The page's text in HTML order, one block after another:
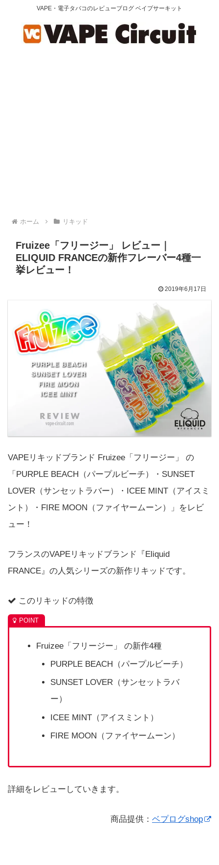
VAPE・電子タバコのレビューブログ ベイプサーキット
ホーム リキッド
Fruizee「フリージー」 レビュー｜
ELIQUID FRANCEの新作フレーバー4種一
挙レビュー！
2019年6月17日
VAPEリキッドブランド Fruizee「フリージー」 の
「PURPLE BEACH（パープルビーチ）・SUNSET
LOVER（サンセットラバー）・ICEE MINT（アイスミ
ント）・FIRE MOON（ファイヤームーン）」をレビ
ュー！
フランスのVAPEリキッドブランド『Eliquid
FRANCE』の人気シリーズの新作リキッドです。
このリキッドの特徴
Fruizee「フリージー」 の新作4種
PURPLE BEACH（パープルビーチ）
SUNSET LOVER（サンセットラバ
ー）
ICEE MINT（アイスミント）
FIRE MOON（ファイヤームーン）
詳細をレビューしていきます。
商品提供： ベプログshop